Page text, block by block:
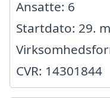
Ansatte: 6
Startdato: 29.
CVR: 14301844